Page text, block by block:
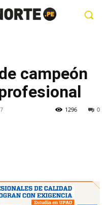
campeón
0
1296